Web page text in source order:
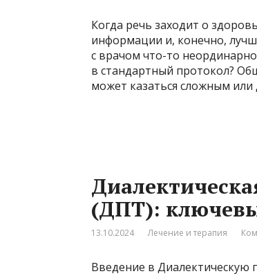
Когда речь заходит о
информации и, конечно,
с врачом что-то
в стандартный протокол?
может казаться сложным
(ДПТ):
13.10.2024 Лечение и терапия
Введение в Диалектическую